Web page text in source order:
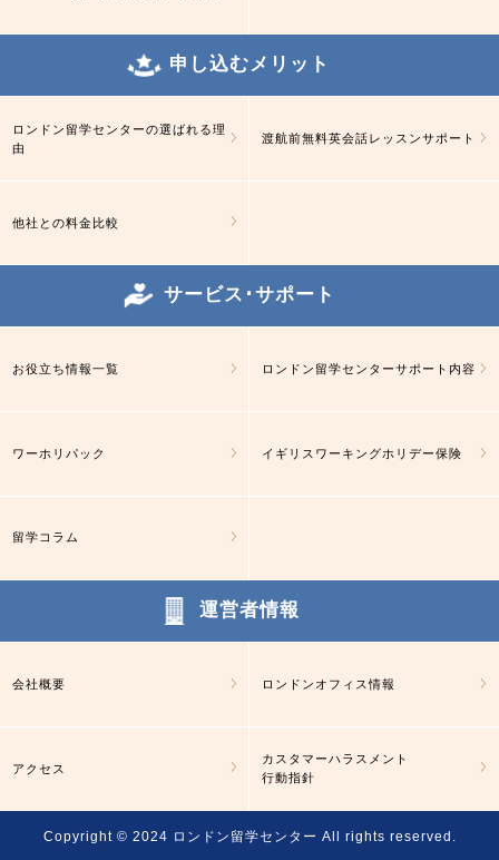
申し込むメリット
ロンドン留学センターの選ばれる理
由
渡航前無料英会話レッスンサポート
他社との料金比較
サービス･サポート
お役立ち情報一覧 ロンドン留学センターサポート内容
ワーホリパック イギリスワーキングホリデー保険
留学コラム
運営者情報
会社概要 ロンドンオフィス情報
アクセス
カスタマーハラスメント
行動指針
Copyright © 2024 ロンドン留学センター All rights reserved.